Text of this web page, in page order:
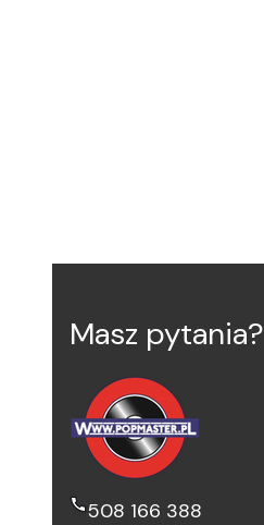
Masz pytania?
508 166 388